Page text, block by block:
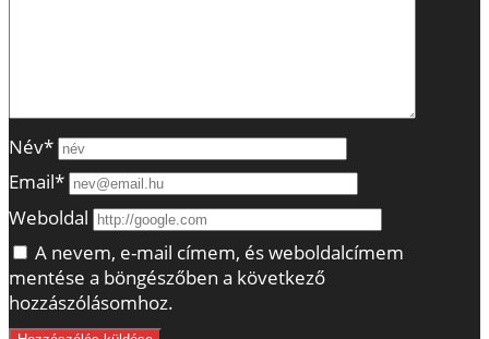
Név*
Email*
Weboldal
A nevem, e-mail címem, és weboldalcímem
mentése a böngészőben a következő
hozzászólásomhoz.